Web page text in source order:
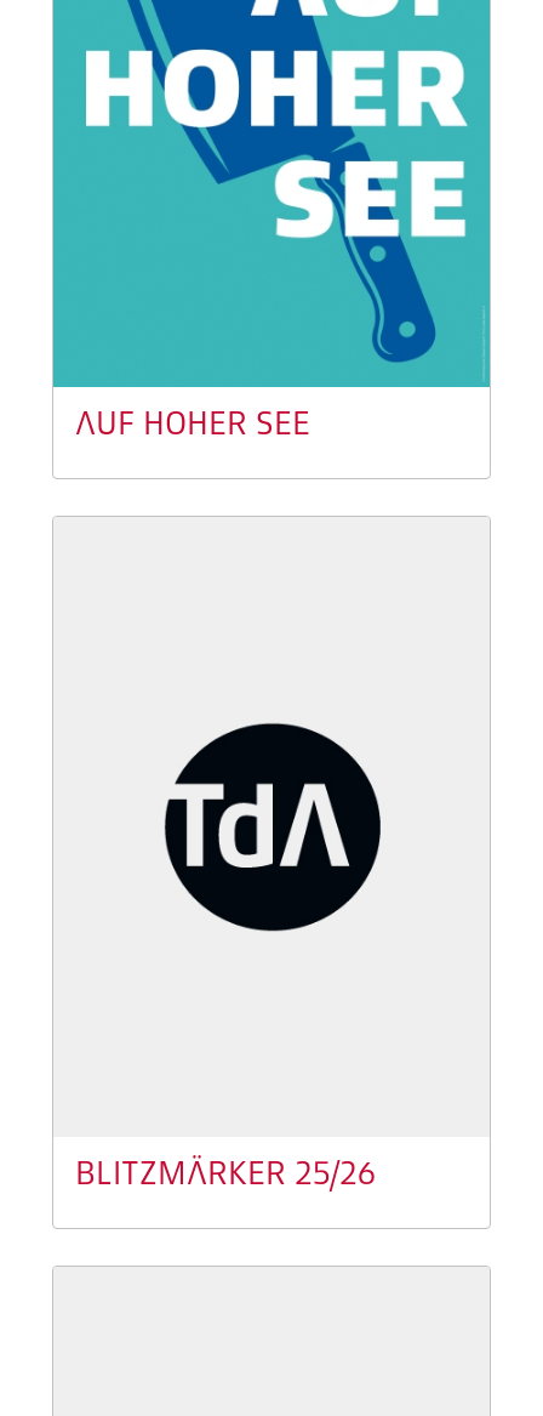
AUF HOHER SEE
BLITZMÄRKER 25/26